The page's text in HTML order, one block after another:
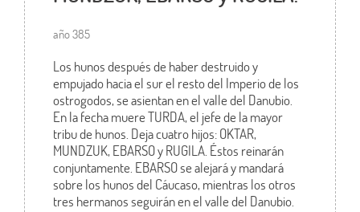
año 385
Los hunos después de haber destruido y
empujado hacia el sur el resto del Imperio de los
ostrogodos, se asientan en el valle del Danubio.
En la fecha muere TURDA, el jefe de la mayor
tribu de hunos. Deja cuatro hijos: OKTAR,
MUNDZUK, EBARSO y RUGILA. Éstos reinarán
conjuntamente. EBARSO se alejará y mandará
sobre los hunos del Cáucaso, mientras los otros
tres hermanos seguirán en el valle del Danubio.